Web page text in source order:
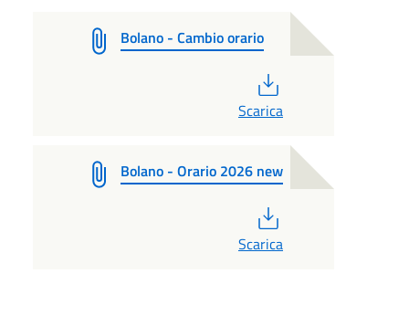
Bolano - Cambio orario
Scarica
Bolano - Orario 2026 new
Scarica